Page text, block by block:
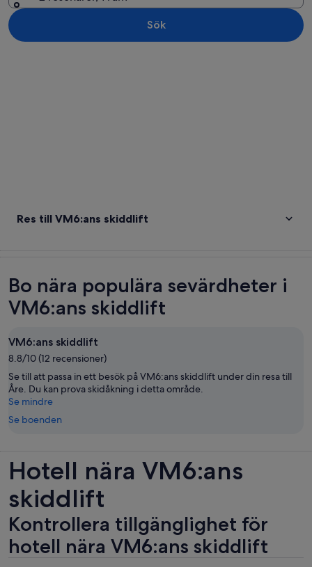
Sök
Res till VM6:ans skiddlift
Bo nära populära sevärdheter i
VM6:ans skiddlift
VM6:ans skiddlift
8.8/10 (12 recensioner)
Se till att passa in ett besök på VM6:ans skiddlift under din resa till
Åre. Du kan prova skidåkning i detta område.
Se mindre
Se boenden
Hotell nära VM6:ans
skiddlift
Kontrollera tillgänglighet för
hotell nära VM6:ans skiddlift